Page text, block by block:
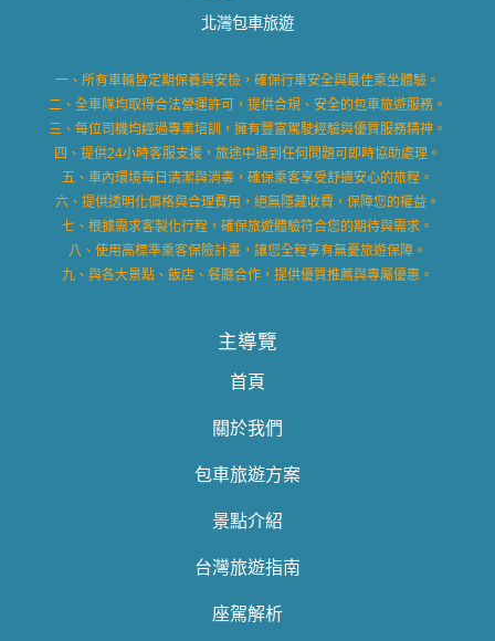
北灣包車旅遊
一、所有車輛皆定期保養與安檢，確保行車安全與最佳乘坐體驗。
二、全車隊均取得合法營運許可，提供合規、安全的包車旅遊服務。
三、每位司機均經過專業培訓，擁有豐富駕駛經驗與優質服務精神。
四、提供24小時客服支援，旅途中遇到任何問題可即時協助處理。
五、車內環境每日清潔與消毒，確保乘客享受舒適安心的旅程。
六、提供透明化價格與合理費用，絕無隱藏收費，保障您的權益。
七、根據需求客製化行程，確保旅遊體驗符合您的期待與需求。
八、使用高標準乘客保險計畫，讓您全程享有無憂旅遊保障。
九、與各大景點、飯店、餐廳合作，提供優質推薦與專屬優惠。
主導覽
首頁
關於我們
包車旅遊方案
景點介紹
台灣旅遊指南
座駕解析